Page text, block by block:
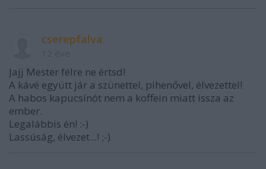
cserepfalva
Jajj Mester félre ne értsd!
A kávé együtt jár a szünettel, pihenővel, élvezettel!
A habos kapucsínót nem a koffein miatt issza az
ember.
Legalábbis én! :-)
Lassúság, élvezet...! ;-)